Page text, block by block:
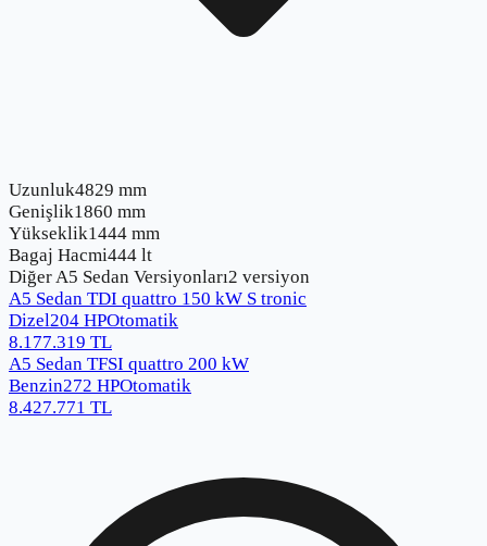
Uzunluk4829 mm
Genişlik1860 mm
Yükseklik1444 mm
Bagaj Hacmi444 lt
DiğerA5 Sedan Versiyonları2 versiyon
A5 Sedan TDI quattro 150 kW S tronic
Dizel204 HPOtomatik
8.177.319 TL
A5 Sedan TFSI quattro 200 kW
Benzin272 HPOtomatik
8.427.771 TL